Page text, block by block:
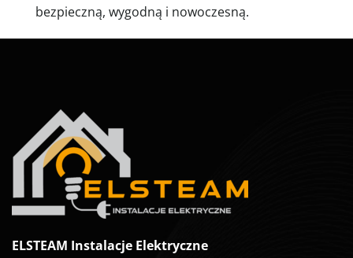
bezpieczną, wygodną i nowoczesną.
ELSTEAM Instalacje Elektryczne